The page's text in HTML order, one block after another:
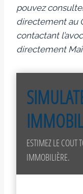
pouvez
directement au
contactant
directement
ESTIMEZ LE COUT
IMMOBILIÈRE.